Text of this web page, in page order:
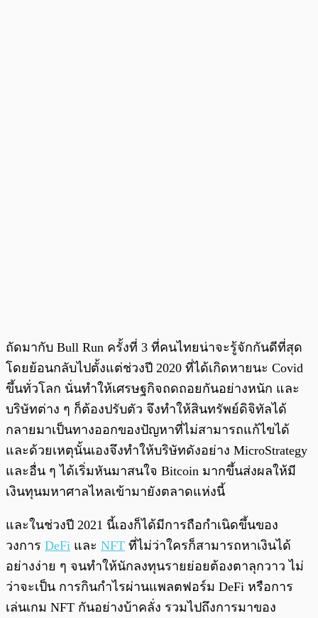
ถัดมากับ Bull Run ครั้งที่ 3 ที่คนไทยน่าจะรู้จักกันดีที่สุด
โดยย้อนกลับไปตั้งแต่ช่วงปี 2020 ที่ได้เกิดหายนะ Covid
ขึ้นทั่วโลก นั่นทำให้เศรษฐกิจถดถอยกันอย่างหนัก และ
บริษัทต่าง ๆ ก็ต้องปรับตัว จึงทำให้สินทรัพย์ดิจิทัลได้
กลายมาเป็นทางออกของปัญหาที่ไม่สามารถแก้ไขได้
และด้วยเหตุนั้นเองจึงทำให้บริษัทดังอย่าง MicroStrategy
และอื่น ๆ ได้เริ่มหันมาสนใจ Bitcoin มากขึ้นส่งผลให้มี
เงินทุนมหาศาลไหลเข้ามายังตลาดแห่งนี้
และในช่วงปี 2021 นี้เองก็ได้มีการถือกำเนิดขึ้นของ
วงการ DeFi และ NFT ที่ไม่ว่าใครก็สามารถหาเงินได้
อย่างง่าย ๆ จนทำให้นักลงทุนรายย่อยต้องตาลุกวาว ไม่
ว่าจะเป็น การกินกำไรผ่านแพลตฟอร์ม DeFi หรือการ
เล่นเกม NFT กันอย่างบ้าคลั่ง รวมไปถึงการมาของ